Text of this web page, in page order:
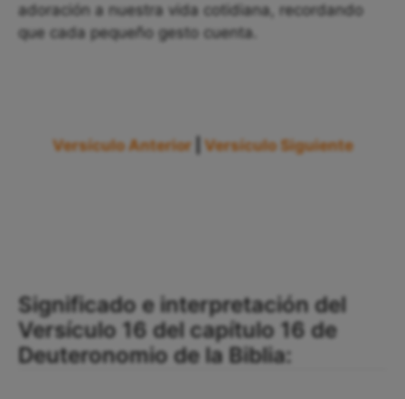
adoración a nuestra vida cotidiana, recordando
que cada pequeño gesto cuenta.
Versículo Anterior Versículo Siguiente
Significado e interpretación del
Versículo 16 del capítulo 16 de
Deuteronomio de la Biblia: